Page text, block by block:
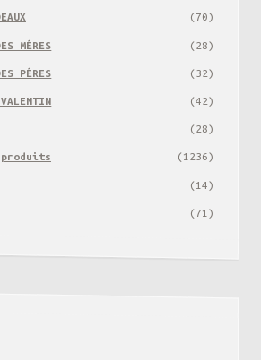
(70)
MÉRES (28)
PÉRES (32)
(42)
(28)
(1236)
(14)
(71)